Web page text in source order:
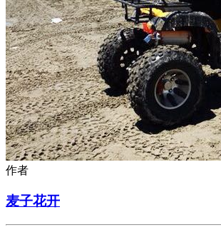
作者
麦子花开